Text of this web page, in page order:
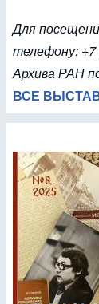
Для
телефону: +7
Архива РАН
ВСЕ